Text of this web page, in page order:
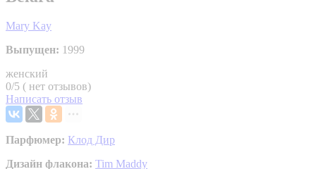
Mary Kay
Выпущен: 1999
женский
0/5 ( нет отзывов)
Написать отзыв
Парфюмер: Клод Дир
Дизайн флакона: Tim Maddy